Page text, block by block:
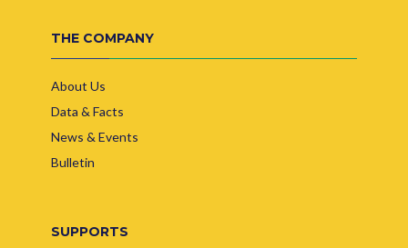
THE COMPANY
About Us
Data & Facts
News & Events
Bulletin
SUPPORTS